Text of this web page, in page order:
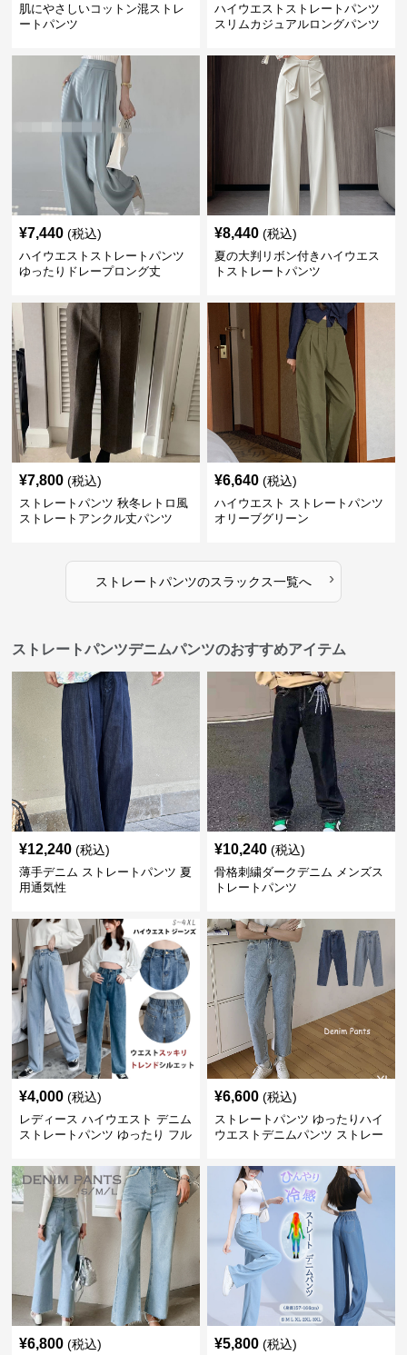
肌にやさしいコットン混ストレ
ートパンツ
ハイウエストストレートパンツ
スリムカジュアルロングパンツ
¥7,440 (税込)
ハイウエストストレートパンツ
ゆったりドレープロング丈
¥8,440 (税込)
夏の大判リボン付きハイウエス
トストレートパンツ
¥7,800 (税込)
ストレートパンツ 秋冬レトロ風
ストレートアンクル丈パンツ
¥6,640 (税込)
ハイウエスト ストレートパンツ
オリーブグリーン
ストレートパンツのスラックス一覧へ ›
ストレートパンツデニムパンツのおすすめアイテム
¥12,240 (税込)
薄手デニム ストレートパンツ 夏
用通気性
¥10,240 (税込)
骨格刺繍ダークデニム メンズス
トレートパンツ
¥4,000 (税込)
レディース ハイウエスト デニム
ストレートパンツ ゆったり フル
¥6,600 (税込)
ストレートパンツ ゆったりハイ
ウエストデニムパンツ ストレー
¥6,800 (税込) ¥5,800 (税込)